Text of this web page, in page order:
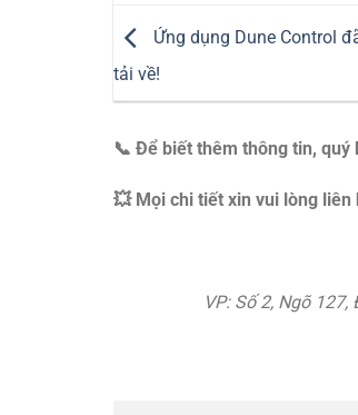
Ứng dụng Dune Control
tải về!
📞 Để biết thêm thông tin,
💥 Mọi chi tiết xin vui lòng liên
VP: Số 2, Ngõ